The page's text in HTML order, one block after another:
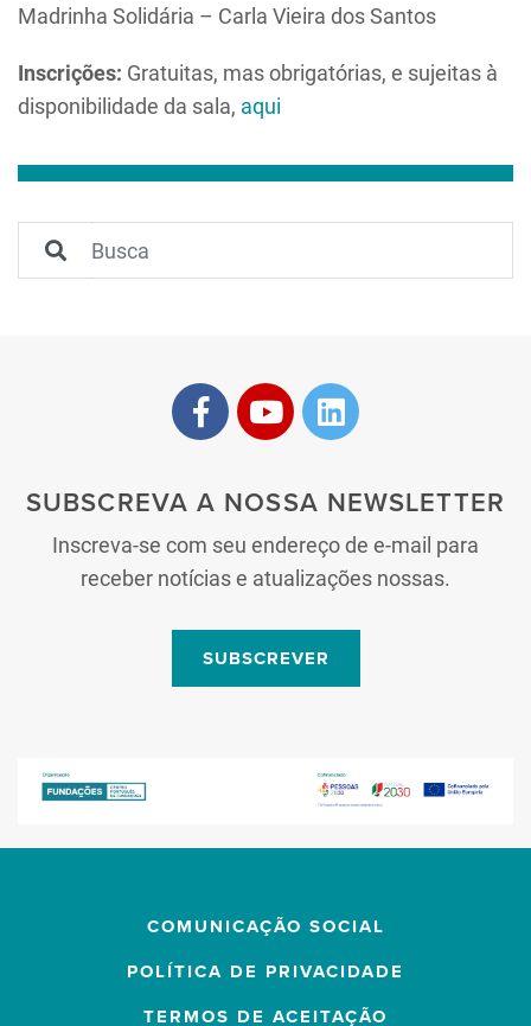
Madrinha Solidária – Carla Vieira dos Santos
Inscrições: Gratuitas, mas obrigatórias, e sujeitas à
disponibilidade da sala, aqui
SUBSCREVA A NOSSA NEWSLETTER
Inscreva-se com seu endereço de e-mail para
receber notícias e atualizações nossas.
SUBSCREVER
COMUNICAÇÃO SOCIAL
POLÍTICA DE PRIVACIDADE
TERMOS DE ACEITAÇÃO